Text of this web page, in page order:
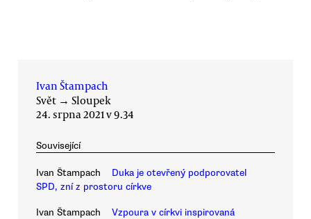
Ivan Štampach
Svět → Sloupek
24. srpna 2021 v 9.34
Související
Ivan Štampach
Duka je otevřený podporovatel
SPD, zní z prostoru církve
Ivan Štampach
Vzpoura v církvi inspirovaná